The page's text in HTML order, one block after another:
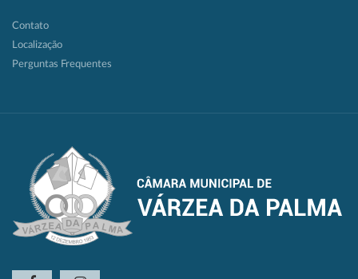
Contato
Localização
Perguntas Frequentes